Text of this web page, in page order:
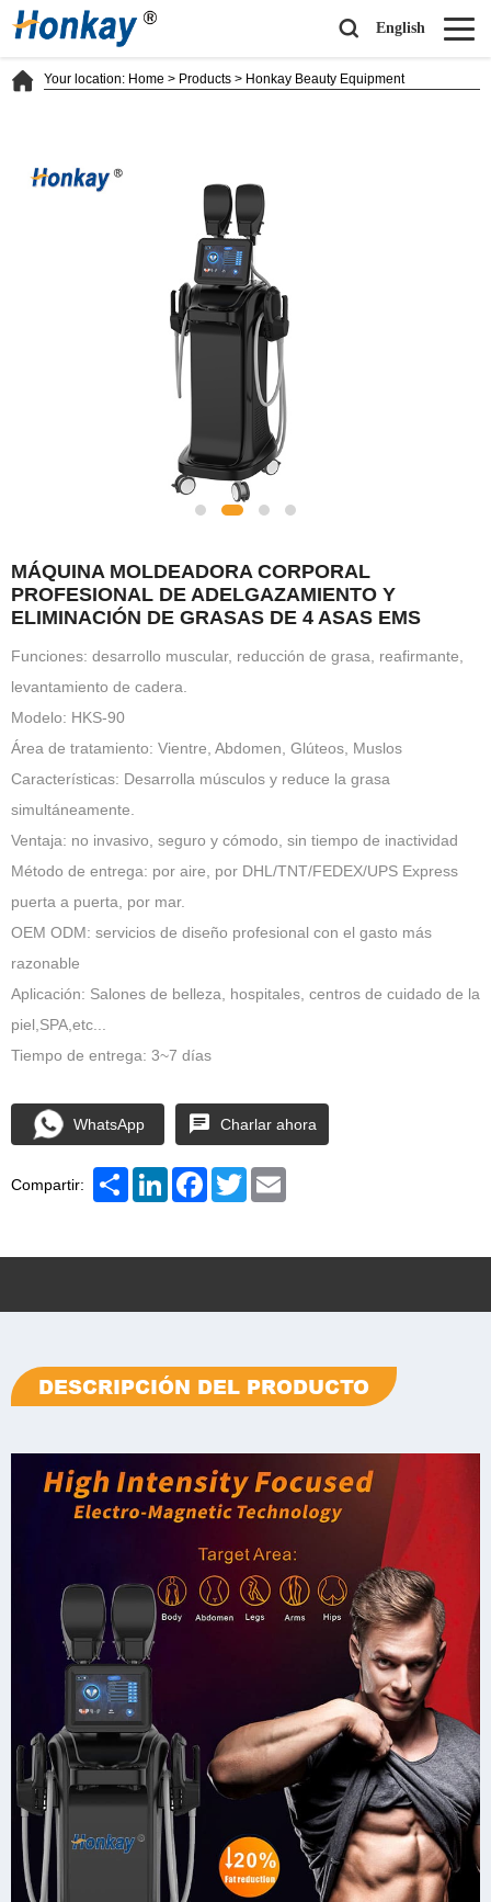
English
Your location: Home > Products > Honkay Beauty Equipment
MÁQUINA MOLDEADORA CORPORAL
PROFESIONAL DE ADELGAZAMIENTO Y
ELIMINACIÓN DE GRASAS DE 4 ASAS EMS
Funciones: desarrollo muscular, reducción de grasa, reafirmante,
levantamiento de cadera.
Modelo: HKS-90
Área de tratamiento: Vientre, Abdomen, Glúteos, Muslos
Características: Desarrolla músculos y reduce la grasa
simultáneamente.
Ventaja: no invasivo, seguro y cómodo, sin tiempo de inactividad
Método de entrega: por aire, por DHL/TNT/FEDEX/UPS Express
puerta a puerta, por mar.
OEM ODM: servicios de diseño profesional con el gasto más
razonable
Aplicación: Salones de belleza, hospitales, centros de cuidado de la
piel,SPA,etc...
Tiempo de entrega: 3~7 días
WhatsApp Charlar ahora
Compartir: ShareLinkedInFacebook
Twitter
DESCRIPCIÓN DEL PRODUCTO